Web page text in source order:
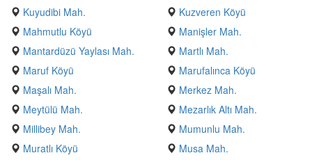
Kuyudibi Mah.
Kuzveren Köyü
Mahmutlu Köyü
Manişler Mah.
Mantardüzü Yaylası Mah.
Martlı Mah.
Maruf Köyü
Marufalınca Köyü
Maşalı Mah.
Merkez Mah.
Meytülü Mah.
Mezarlık Altı Mah.
Millibey Mah.
Mumunlu Mah.
Muratlı Köyü
Musa Mah.